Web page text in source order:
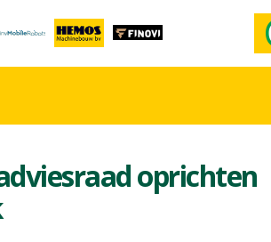
oprichten